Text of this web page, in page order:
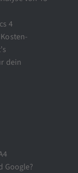
4
dein
Google?